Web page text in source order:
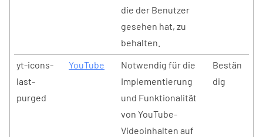
die der Benutzer
gesehen hat, zu
behalten.
yt-icons-
last-
purged
YouTube
Notwendig für die
Implementierung
und Funktionalität
von YouTube-
Videoinhalten auf
Bestän
dig